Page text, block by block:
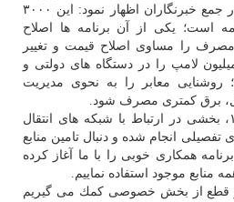
كنفرانس بین المللی برق در جمع خبرنگاران اظهار نمود: این ۳۰۰۰
۱۱ زیربرنامه است؛ یكی از آن برنامه ها اصلاح
را مساوی اصلاح قیمت و تغییر
نمی دانیم؛ مثلا ۱۵ میلیون لامپ را در دستگاه های دولتی و
روشنایی معابر را به نحوی مدیریت
برق كمتری مصرف شود.
وی افزود: در اوج بار ۱۳۹۸، بخشی در ارتباط با شبكه های انتقال
انجام شده و دنبال تامین منابع
همكاری خوبی را با ما آغاز كرده
منابع موجود استفاده نماییم.
قطع از بخش خصوصی كمك می گیریم